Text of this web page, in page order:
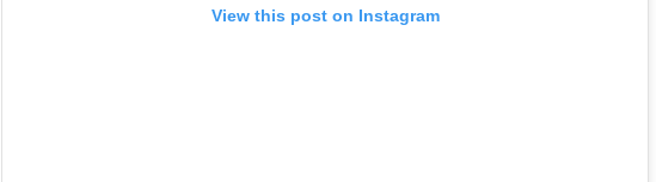
View this post on Instagram